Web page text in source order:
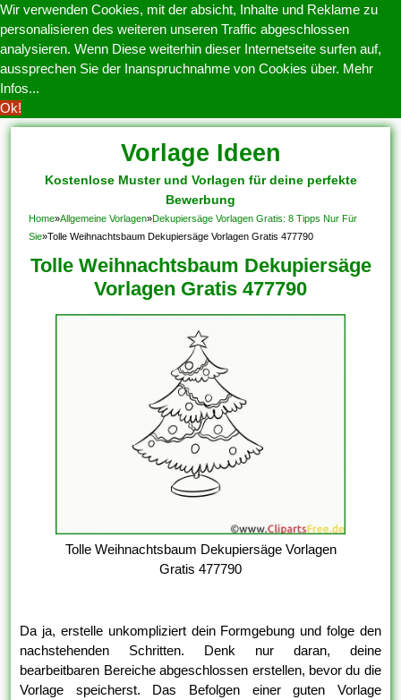
Wir verwenden Cookies, mit der absicht, Inhalte und Reklame zu
personalisieren des weiteren unseren Traffic abgeschlossen
analysieren. Wenn Diese weiterhin dieser Internetseite surfen auf,
aussprechen Sie der Inanspruchnahme von Cookies über. Mehr
Infos...
Ok!
Vorlage Ideen
Kostenlose Muster und Vorlagen für deine perfekte
Bewerbung
Home»Allgemeine Vorlagen»Dekupiersäge Vorlagen Gratis: 8 Tipps Nur Für
Sie»Tolle Weihnachtsbaum Dekupiersäge Vorlagen Gratis 477790
Tolle Weihnachtsbaum Dekupiersäge
Vorlagen Gratis 477790
Tolle Weihnachtsbaum Dekupiersäge Vorlagen
Gratis 477790
Da ja, erstelle unkompliziert dein Formgebung und folge den
nachstehenden Schritten. Denk nur daran, deine
bearbeitbaren Bereiche abgeschlossen erstellen, bevor du die
Vorlage speicherst. Das Befolgen einer guten Vorlage